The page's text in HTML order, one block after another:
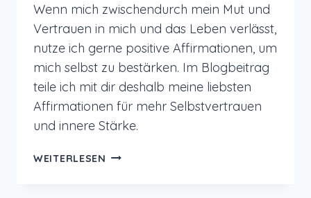
Wenn mich zwischendurch mein Mut und
Vertrauen in mich und das Leben verlässt,
nutze ich gerne positive Affirmationen, um
mich selbst zu bestärken. Im Blogbeitrag
teile ich mit dir deshalb meine liebsten
Affirmationen für mehr Selbstvertrauen
und innere Stärke.
WEITERLESEN AFFIRMATIONEN